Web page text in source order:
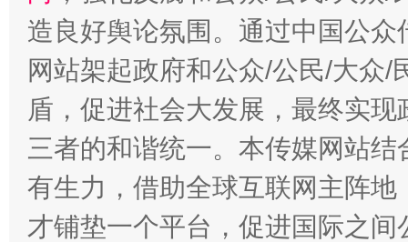
造良好舆论氛围。通过中国公
网站架起政府和公众/公民/大众
盾，促进社会大发展，最终实
三者的和谐统一。本传媒网站
有生力，借助全球互联网主阵
才铺垫一个平台，促进国际之